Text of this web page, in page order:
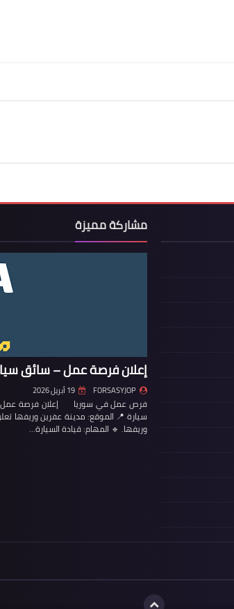
مشاركة مميزة
إعلان فرصة عمل – سائق
FORSASYJOP 19 أبريل 2026
فرص عمل في سوريا إعلان فرصة عمل
سيارة 📍 الموقع: مدينة عفرين وريفها
وريفها. 🔹 المهام: قيادة السيارة…